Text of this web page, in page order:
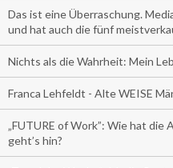
Das ist eine Überraschung.
und hat auch die fünf
Nichts als die Wahrheit: Mein
Franca Lehfeldt - Alte WEISE
„FUTURE of Work”: Wie hat
geht’s hin?